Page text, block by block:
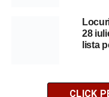
28
lista
CLICK